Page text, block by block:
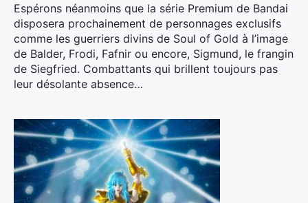
Espérons néanmoins que la série Premium de Bandai
disposera prochainement de personnages exclusifs
comme les guerriers divins de Soul of Gold à l’image
de Balder, Frodi, Fafnir ou encore, Sigmund, le frangin
de Siegfried. Combattants qui brillent toujours pas
leur désolante absence…